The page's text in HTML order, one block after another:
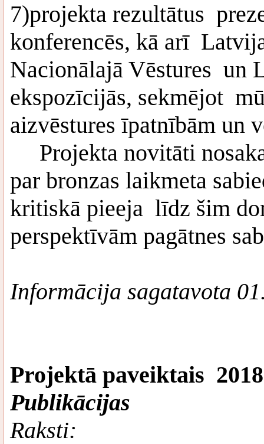
7)projekta rezultātus
konferencēs, kā arī
Nacionālajā Vēstures un
ekspozīcijās, sekmējot
aizvēstures īpatnībām un
Projekta novitāti
par bronzas laikmeta
kritiskā pieeja līdz šim
perspektīvām pagātnes
Informācija sagatavota
Projektā paveiktais
Publikācijas
Raksti: